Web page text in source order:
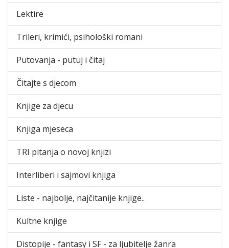
Lektire
Trileri, krimići, psihološki romani
Putovanja - putuj i čitaj
Čitajte s djecom
Knjige za djecu
Knjiga mjeseca
TRI pitanja o novoj knjizi
Interliberi i sajmovi knjiga
Liste - najbolje, najčitanije knjige..
Kultne knjige
Distopije - fantasy i SF - za ljubitelje žanra